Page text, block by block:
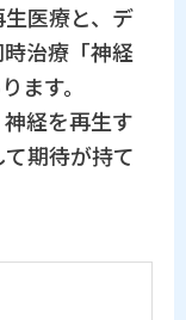
医療と、デ
治療「神経
す。
経を再生す
期待が持て